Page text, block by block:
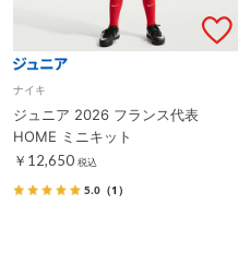
ナイキ
ジュニア 2026 フランス代表
HOME ミニキット
￥12,650 税込
5.0 （1）